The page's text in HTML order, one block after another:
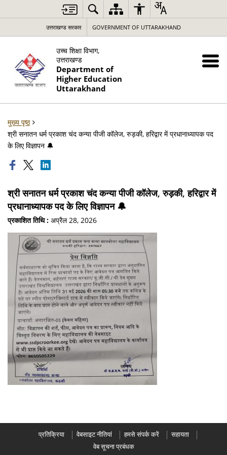
उत्तराखण्ड सरकार GOVERNMENT OF UTTARAKHAND
उच्च शिक्षा विभाग,
उत्तराखण्ड
Department of
Higher Education
Uttarakhand
मुख्य पृष्ठ
श्री सनातन धर्म प्रकाश चंद कन्या पीजी कॉलेज, रुड़की, हरिद्वार में प्रधानाध्यापक पद
के लिए विज्ञापन 🔔
श्री सनातन धर्म प्रकाश चंद कन्या पीजी कॉलेज, रुड़की, हरिद्वार में
प्रधानाध्यापक पद के लिए विज्ञापन 🔔
प्रकाशित तिथि : अप्रैल 28, 2026
प्रतिक्रिया वेबसाइट नीतियां हमसे संपर्क करें
सहायता
वेब सूचना प्रबंधक